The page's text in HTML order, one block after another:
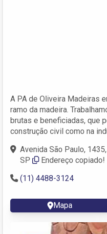
A PA de Oliveira Madeiras
ramo da madeira.
brutas e beneficiadas, que
construção civil como na
Avenida São Paulo,
SP
Endereço copiado!
(11) 4488-3124
Mapa